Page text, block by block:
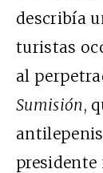
describía
turistas
al
Sumisión,
presidente